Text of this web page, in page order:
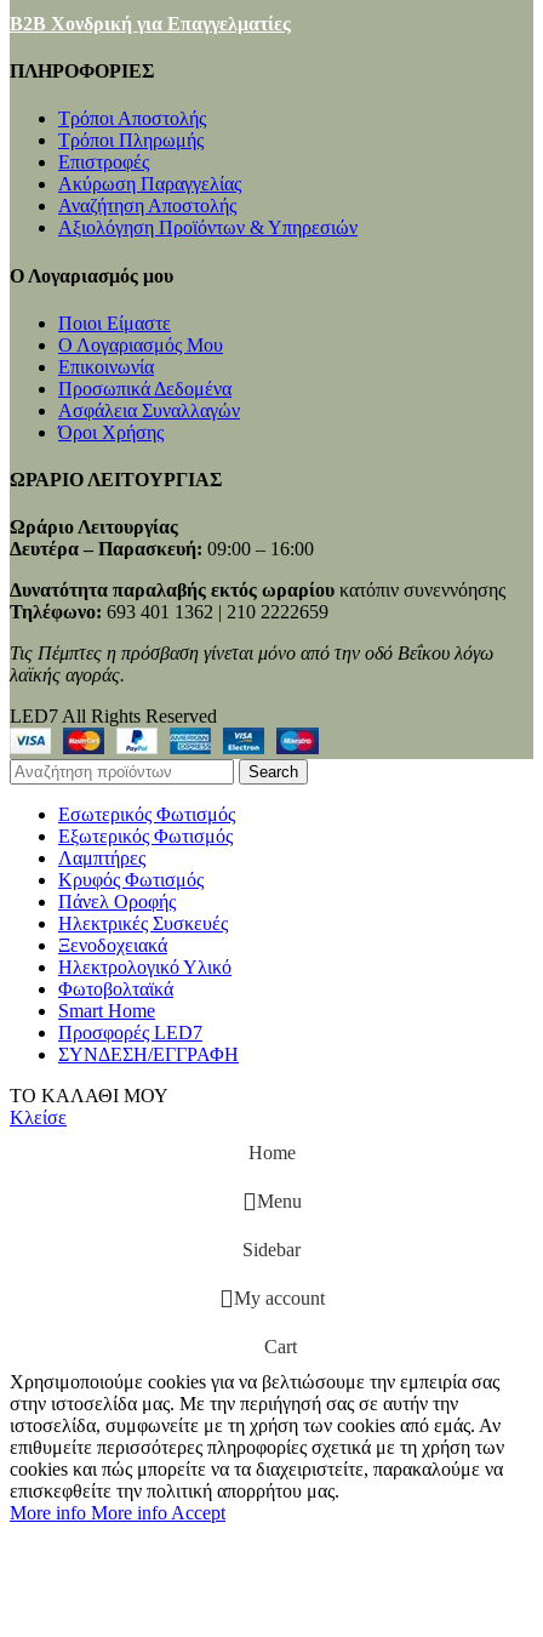
B2B Χονδρική για Επαγγελματίες
ΠΛΗΡΟΦΟΡΙΕΣ
Τρόποι Αποστολής
Τρόποι Πληρωμής
Επιστροφές
Ακύρωση Παραγγελίας
Αναζήτηση Αποστολής
Αξιολόγηση Προϊόντων & Υπηρεσιών
Ο Λογαριασμός μου
Ποιοι Είμαστε
Ο Λογαριασμός Μου
Επικοινωνία
Προσωπικά Δεδομένα
Ασφάλεια Συναλλαγών
Όροι Χρήσης
ΩΡΑΡΙΟ ΛΕΙΤΟΥΡΓΙΑΣ
Ωράριο Λειτουργίας
Δευτέρα – Παρασκευή: 09:00 – 16:00
Δυνατότητα παραλαβής εκτός ωραρίου κατόπιν συνεννόησης
Τηλέφωνο: 693 401 1362 | 210 2222659
Τις Πέμπτες η πρόσβαση γίνεται μόνο από την οδό Βεΐκου λόγω
λαϊκής αγοράς.
LED7 All Rights Reserved
Search
Εσωτερικός Φωτισμός
Εξωτερικός Φωτισμός
Λαμπτήρες
Κρυφός Φωτισμός
Πάνελ Οροφής
Ηλεκτρικές Συσκευές
Ξενοδοχειακά
Ηλεκτρολογικό Υλικό
Φωτοβολταϊκά
Smart Home
Προσφορές LED7
ΣΥΝΔΕΣΗ/ΕΓΓΡΑΦΗ
ΤΟ ΚΑΛΑΘΙ ΜΟΥ
Κλείσε
Home
Menu
Sidebar
My account
Cart
Χρησιμοποιούμε cookies για να βελτιώσουμε την εμπειρία σας
στην ιστοσελίδα μας. Με την περιήγησή σας σε αυτήν την
ιστοσελίδα, συμφωνείτε με τη χρήση των cookies από εμάς. Αν
επιθυμείτε περισσότερες πληροφορίες σχετικά με τη χρήση των
cookies και πώς μπορείτε να τα διαχειριστείτε, παρακαλούμε να
επισκεφθείτε την πολιτική απορρήτου μας.
More info More info Accept